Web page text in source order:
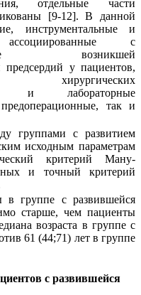
отдельные части
[9-12]. В данной
, инструментальные и
ассоциированные с
возникшей
предсердий у пациентов,
хирургических
и лабораторные
так и
группами с развитием
исходным параметрам
критерий Ману-
и точный критерий
группе с развившейся
старше, чем пациенты
возраста в группе с
61 (44;71) лет в группе
с развившейся